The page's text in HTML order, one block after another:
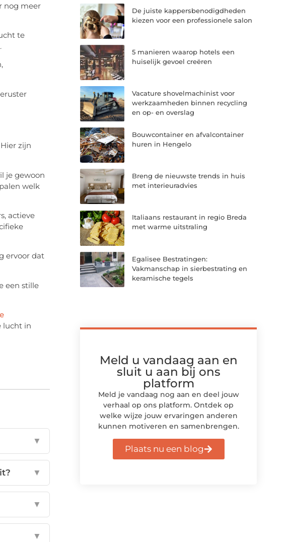
nog meer
te
zijn
je gewoon
welk
actieve
ervoor dat
een stille
lucht in
▼
▼
▼
▼
De juiste kappersbenodigdheden
kiezen voor een professionele salon
5 manieren waarop hotels een
huiselijk gevoel creëren
Vacature shovelmachinist voor
werkzaamheden binnen recycling
en op- en overslag
Bouwcontainer en afvalcontainer
huren in Hengelo
Breng de nieuwste trends in huis
met interieuradvies
Italiaans restaurant in regio Breda
met warme uitstraling
Egalisee Bestratingen:
Vakmanschap in sierbestrating en
keramische tegels
Meld u vandaag aan en
sluit u aan bij ons
platform
Meld je vandaag nog aan en deel jouw
verhaal op ons platform. Ontdek op
welke wijze jouw ervaringen anderen
kunnen motiveren en samenbrengen.
Plaats nu een blog